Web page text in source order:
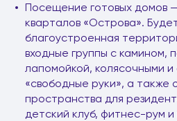
Посещение готовых домов
кварталов «Острова».
благоустроенная
входные группы с камином,
лапомойкой, колясочными
«свободные руки», а также
пространства для
детский клуб, фитнес-рум